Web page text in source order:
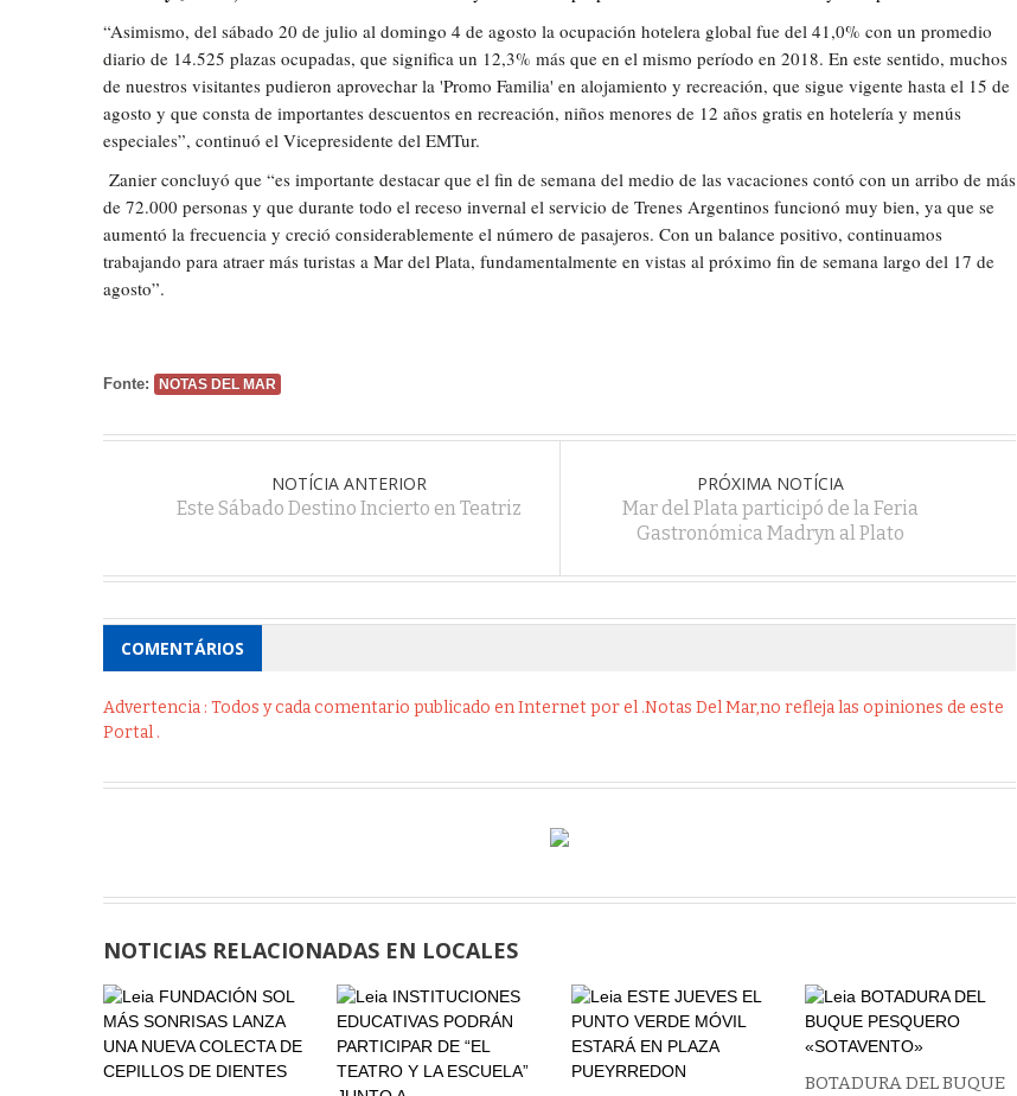
“Asimismo, del sábado 20 de julio al domingo 4 de agosto la ocupación hotelera global fue del 41,0% con un promedio
diario de 14.525 plazas ocupadas, que significa un 12,3% más que en el mismo período en 2018. En este sentido, muchos
de nuestros visitantes pudieron aprovechar la 'Promo Familia' en alojamiento y recreación, que sigue vigente hasta el 15 de
agosto y que consta de importantes descuentos en recreación, niños menores de 12 años gratis en hotelería y menús
especiales”, continuó el Vicepresidente del EMTur.
Zanier concluyó que “es importante destacar que el fin de semana del medio de las vacaciones contó con un arribo de más
de 72.000 personas y que durante todo el receso invernal el servicio de Trenes Argentinos funcionó muy bien, ya que se
aumentó la frecuencia y creció considerablemente el número de pasajeros. Con un balance positivo, continuamos
trabajando para atraer más turistas a Mar del Plata, fundamentalmente en vistas al próximo fin de semana largo del 17 de
agosto”.
Fonte: NOTAS DEL MAR
NOTÍCIA ANTERIOR
Este Sábado Destino Incierto en Teatriz
PRÓXIMA NOTÍCIA
Mar del Plata participó de la Feria
Gastronómica Madryn al Plato
COMENTÁRIOS
Advertencia : Todos y cada comentario publicado en Internet por el .Notas Del Mar,no refleja las opiniones de este
Portal .
NOTICIAS RELACIONADAS EN LOCALES
BOTADURA DEL BUQUE